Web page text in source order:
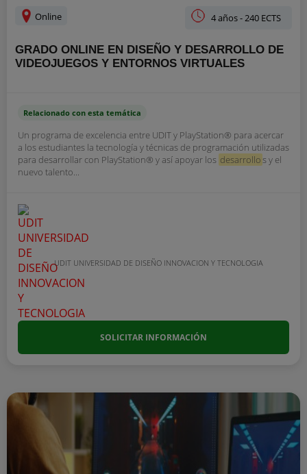
Online 4 años - 240 ECTS
GRADO ONLINE EN DISEÑO Y DESARROLLO DE
VIDEOJUEGOS Y ENTORNOS VIRTUALES
Relacionado con esta temática
Un programa de excelencia entre UDIT y PlayStation® para acercar
a los estudiantes la tecnología y técnicas de programación utilizadas
para desarrollar con PlayStation® y así apoyar los desarrollos y el
nuevo talento...
UDIT UNIVERSIDAD DE DISEÑO INNOVACION Y TECNOLOGIA
SOLICITAR INFORMACIÓN